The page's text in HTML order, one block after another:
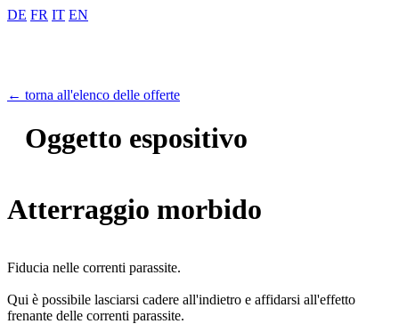
DE FR IT EN
← torna all'elenco delle offerte
Oggetto espositivo
Atterraggio morbido
Fiducia nelle correnti parassite.
Qui è possibile lasciarsi cadere all'indietro e affidarsi all'effetto
frenante delle correnti parassite.